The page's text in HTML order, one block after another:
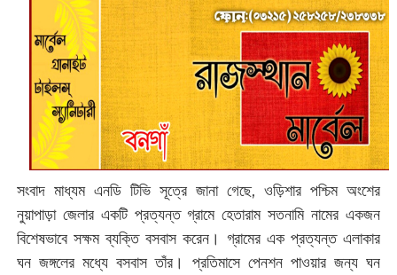
সংবাদ মাধ্যম এনডি টিভি সূত্রে জানা গেছে, ওড়িশার পশ্চিম অংশের
নুয়াপাড়া জেলার একটি প্রত্যন্ত গ্রামে হেতারাম সতনামি নামের একজন
বিশেষভাবে সক্ষম ব্যক্তি বসবাস করেন। গ্রামের এক প্রত্যন্ত এলাকার
ঘন জঙ্গলের মধ্যে বসবাস তাঁর। প্রতিমাসে পেনশন পাওয়ার জন্য ঘন